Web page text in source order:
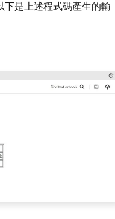
是上述程式碼產生的輸